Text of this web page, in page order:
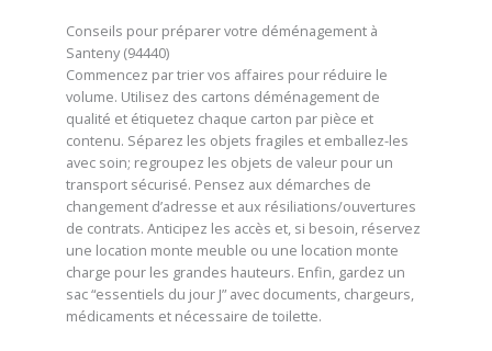
Conseils pour préparer votre déménagement à
Santeny (94440)
Commencez par trier vos affaires pour réduire le
volume. Utilisez des cartons déménagement de
qualité et étiquetez chaque carton par pièce et
contenu. Séparez les objets fragiles et emballez-les
avec soin; regroupez les objets de valeur pour un
transport sécurisé. Pensez aux démarches de
changement d’adresse et aux résiliations/ouvertures
de contrats. Anticipez les accès et, si besoin, réservez
une location monte meuble ou une location monte
charge pour les grandes hauteurs. Enfin, gardez un
sac “essentiels du jour J” avec documents, chargeurs,
médicaments et nécessaire de toilette.